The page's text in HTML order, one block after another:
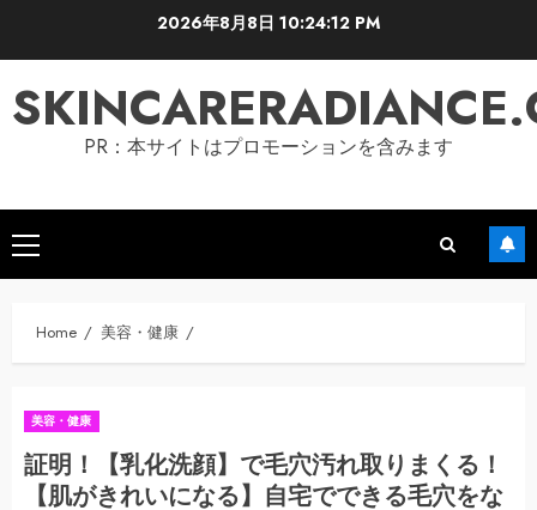
2026年8月8日 10:24:12 PM
PR：本サイトはプロモーションを含みます
Primary
Menu
Home 美容・健康
美容・健康
証明！【乳化洗顔】で毛穴汚れ取りまくる！
【肌がきれいになる】自宅でできる毛穴をな